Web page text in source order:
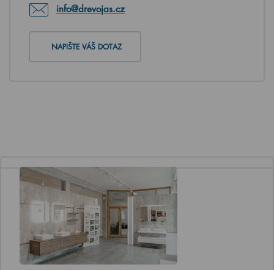
info@drevojas.cz
NAPIŠTE VÁŠ DOTAZ